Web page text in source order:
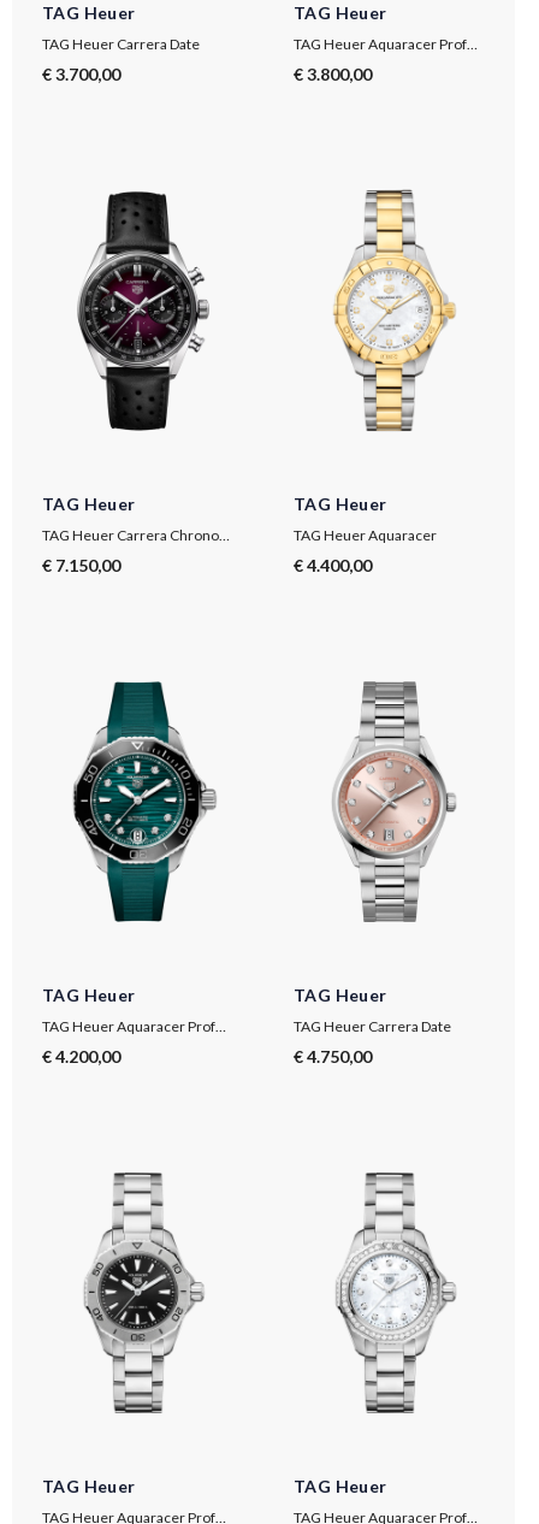
TAG Heuer
TAG Heuer Carrera Date
€ 3.700,00
TAG Heuer
€ 3.800,00
TAG Heuer
€ 7.150,00
TAG Heuer
TAG Heuer Aquaracer
€ 4.400,00
TAG Heuer
€ 4.200,00
TAG Heuer
TAG Heuer Carrera Date
€ 4.750,00
TAG Heuer TAG Heuer